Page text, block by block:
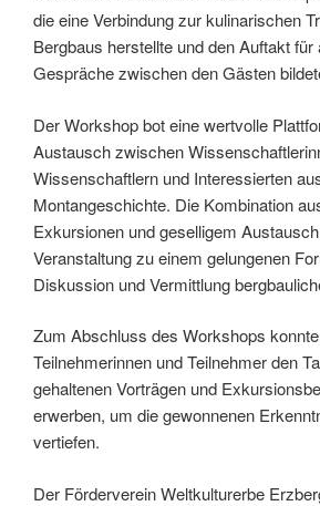
die eine Verbindung zur kulinarischen
Bergbaus herstellte und den Auftakt für
Gespräche zwischen den Gästen
Der Workshop bot eine wertvolle
Austausch zwischen
Wissenschaftlern und Interessierten
Montangeschichte. Die Kombination
Exkursionen und geselligem
Veranstaltung zu einem gelungenen
Diskussion und Vermittlung
Zum Abschluss des Workshops
Teilnehmerinnen und Teilnehmer den
gehaltenen Vorträgen und
erwerben, um die gewonnenen
vertiefen.
Der Förderverein Weltkulturerbe